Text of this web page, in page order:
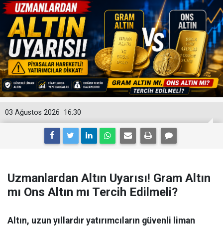
16:30
03 Ağustos 2026
Uzmanlardan Altın Uyarısı! Gram Altın
mı Ons Altın mı Tercih Edilmeli?
Altın, uzun yıllardır yatırımcıların güvenli liman